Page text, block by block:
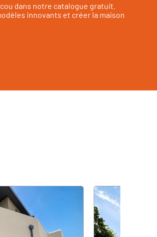
dans notre catalogue gratuit.
innovants et créer la maison